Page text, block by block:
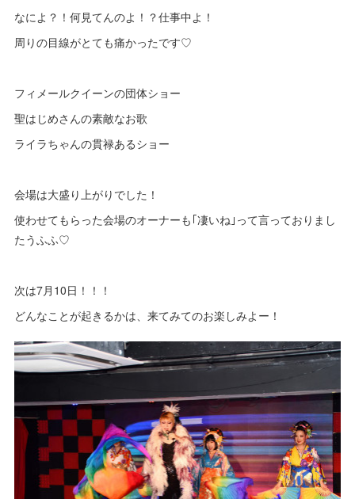
なによ？！何見てんのよ！？仕事中よ！
周りの目線がとても痛かったです♡
フィメールクイーンの団体ショー
聖はじめさんの素敵なお歌
ライラちゃんの貫禄あるショー
会場は大盛り上がりでした！
使わせてもらった会場のオーナーも｢凄いね｣って言っておりまし
たうふふ♡
次は7月10日！！！
どんなことが起きるかは、来てみてのお楽しみよー！